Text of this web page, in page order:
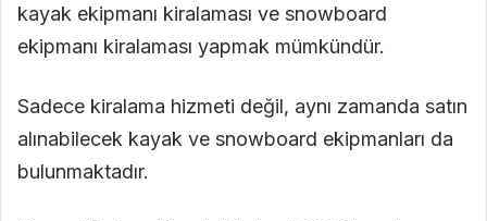
kayak ekipmanı kiralaması ve snowboard
ekipmanı kiralaması yapmak mümkündür.
Sadece kiralama hizmeti değil, aynı zamanda satın
alınabilecek kayak ve snowboard ekipmanları da
bulunmaktadır.